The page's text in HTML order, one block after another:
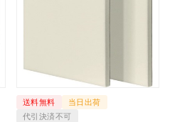
送料無料
当日出荷
代引決済不可